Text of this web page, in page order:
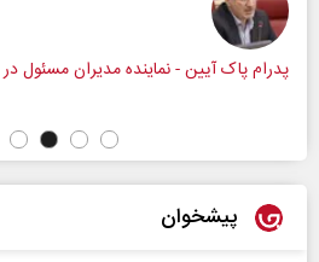
پدرام پاک آیین - نماینده مدیران مسئول
پیشخوان